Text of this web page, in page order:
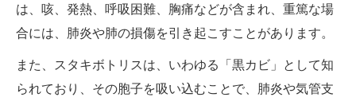
は、咳、発熱、呼吸困難、胸痛などが含まれ、重篤な場
合には、肺炎や肺の損傷を引き起こすことがあります。
また、スタキボトリスは、いわゆる「黒カビ」として知
られており、その胞子を吸い込むことで、肺炎や気管支